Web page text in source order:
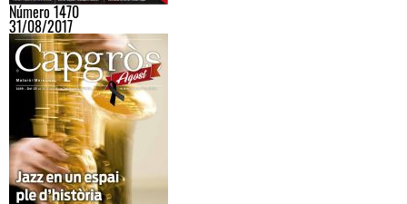
Número 1470
31/08/2017